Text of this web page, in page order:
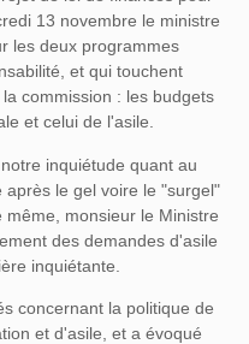
13 novembre le ministre
les deux programmes
et qui touchent
commission : les budgets
et celui de l'asile.
inquiétude quant au
le gel voire le "surgel"
monsieur le Ministre
des demandes d'asile
inquiétante.
concernant la politique de
et d'asile, et a évoqué